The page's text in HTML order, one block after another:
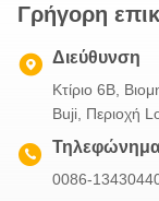
Γρήγορη
Διεύθυνση
Κτίριο 6B,
Buji, Περιοχή
0086-